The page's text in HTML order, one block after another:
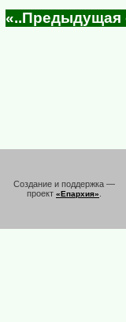
«..Предыдущая
Создание и поддержка —
проект «Епархия»